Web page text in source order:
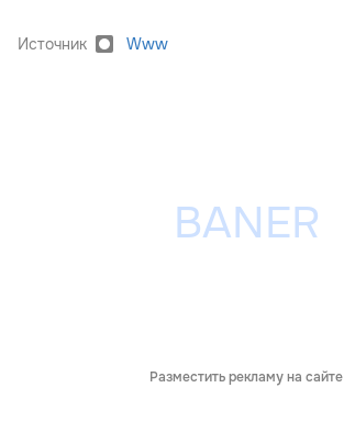
Источник Www
Разместить рекламу на сайте